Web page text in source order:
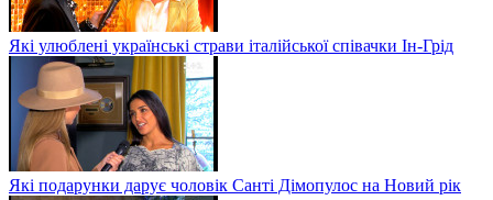
Які улюблені українські страви італійської співачки Ін-Грід
Які подарунки дарує чоловік Санті Дімопулос на Новий рік